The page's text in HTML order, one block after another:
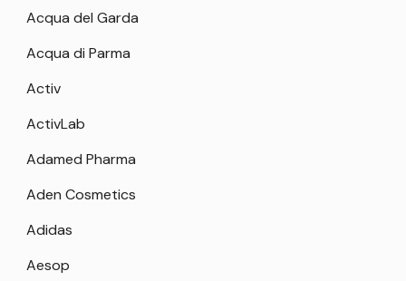
Acqua del Garda
Acqua di Parma
Activ
ActivLab
Adamed Pharma
Aden Cosmetics
Adidas
Aesop